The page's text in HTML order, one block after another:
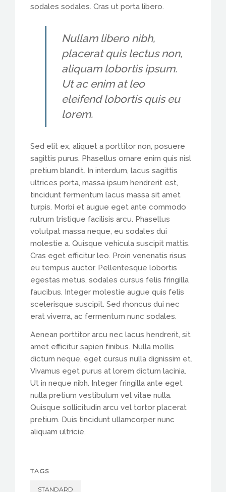
sodales sodales. Cras ut porta libero.
Nullam libero nibh,
placerat quis lectus non,
aliquam lobortis ipsum.
Ut ac enim at leo
eleifend lobortis quis eu
lorem.
Sed elit ex, aliquet a porttitor non, posuere
sagittis purus. Phasellus ornare enim quis nisl
pretium blandit. In interdum, lacus sagittis
ultrices porta, massa ipsum hendrerit est,
tincidunt fermentum lacus massa sit amet
turpis. Morbi et augue eget ante commodo
rutrum tristique facilisis arcu. Phasellus
volutpat massa neque, eu sodales dui
molestie a. Quisque vehicula suscipit mattis.
Cras eget efficitur leo. Proin venenatis risus
eu tempus auctor. Pellentesque lobortis
egestas metus, sodales cursus felis fringilla
faucibus. Integer molestie augue quis felis
scelerisque suscipit. Sed rhoncus dui nec
erat viverra, ac fermentum nunc sodales.
Aenean porttitor arcu nec lacus hendrerit, sit
amet efficitur sapien finibus. Nulla mollis
dictum neque, eget cursus nulla dignissim et.
Vivamus eget purus at lorem dictum lacinia.
Ut in neque nibh. Integer fringilla ante eget
nulla pretium vestibulum vel vitae nulla.
Quisque sollicitudin arcu vel tortor placerat
pretium. Duis tincidunt ullamcorper nunc
aliquam ultricie.
TAGS
STANDARD